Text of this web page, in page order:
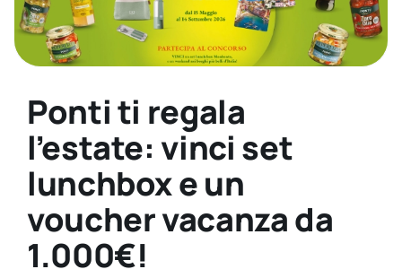
Ponti ti regala
l’estate: vinci set
lunchbox e un
voucher vacanza da
1.000€!